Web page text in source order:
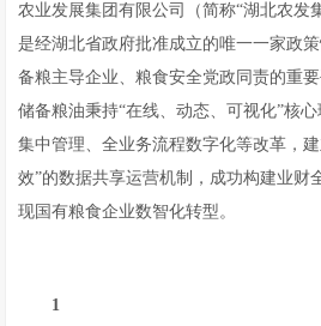
农业发展集团有限公司（简称“湖北农发
是经湖北省政府批准成立的唯一一家政
备粮主导企业、粮食安全党政同责的重
储备粮油秉持“在线、动态、可视化”核
集中管理、全业务流程数字化等改革，
效”的数据共享运营机制，成功构建业财
现国有粮食企业数智化转型。
1